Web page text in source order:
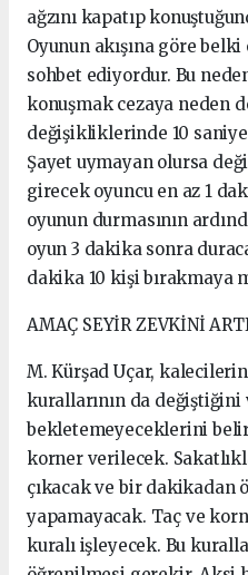
ağzını kapatıp
Oyunun akışına göre
sohbet ediyordur. Bu
konuşmak cezaya neden
değişikliklerinde 10
Şayet uymayan olursa
girecek oyuncu en az 1
oyunun durmasının
oyun 3 dakika sonra
dakika 10 kişi bırakmaya
AMAÇ SEYİR ZEVKİNİ
M. Kürşad Uçar,
kurallarının da değiştiğini
bekletemeyeceklerini
korner verilecek.
çıkacak ve bir dakikadan
yapamayacak. Taç ve
kuralı işleyecek. Bu